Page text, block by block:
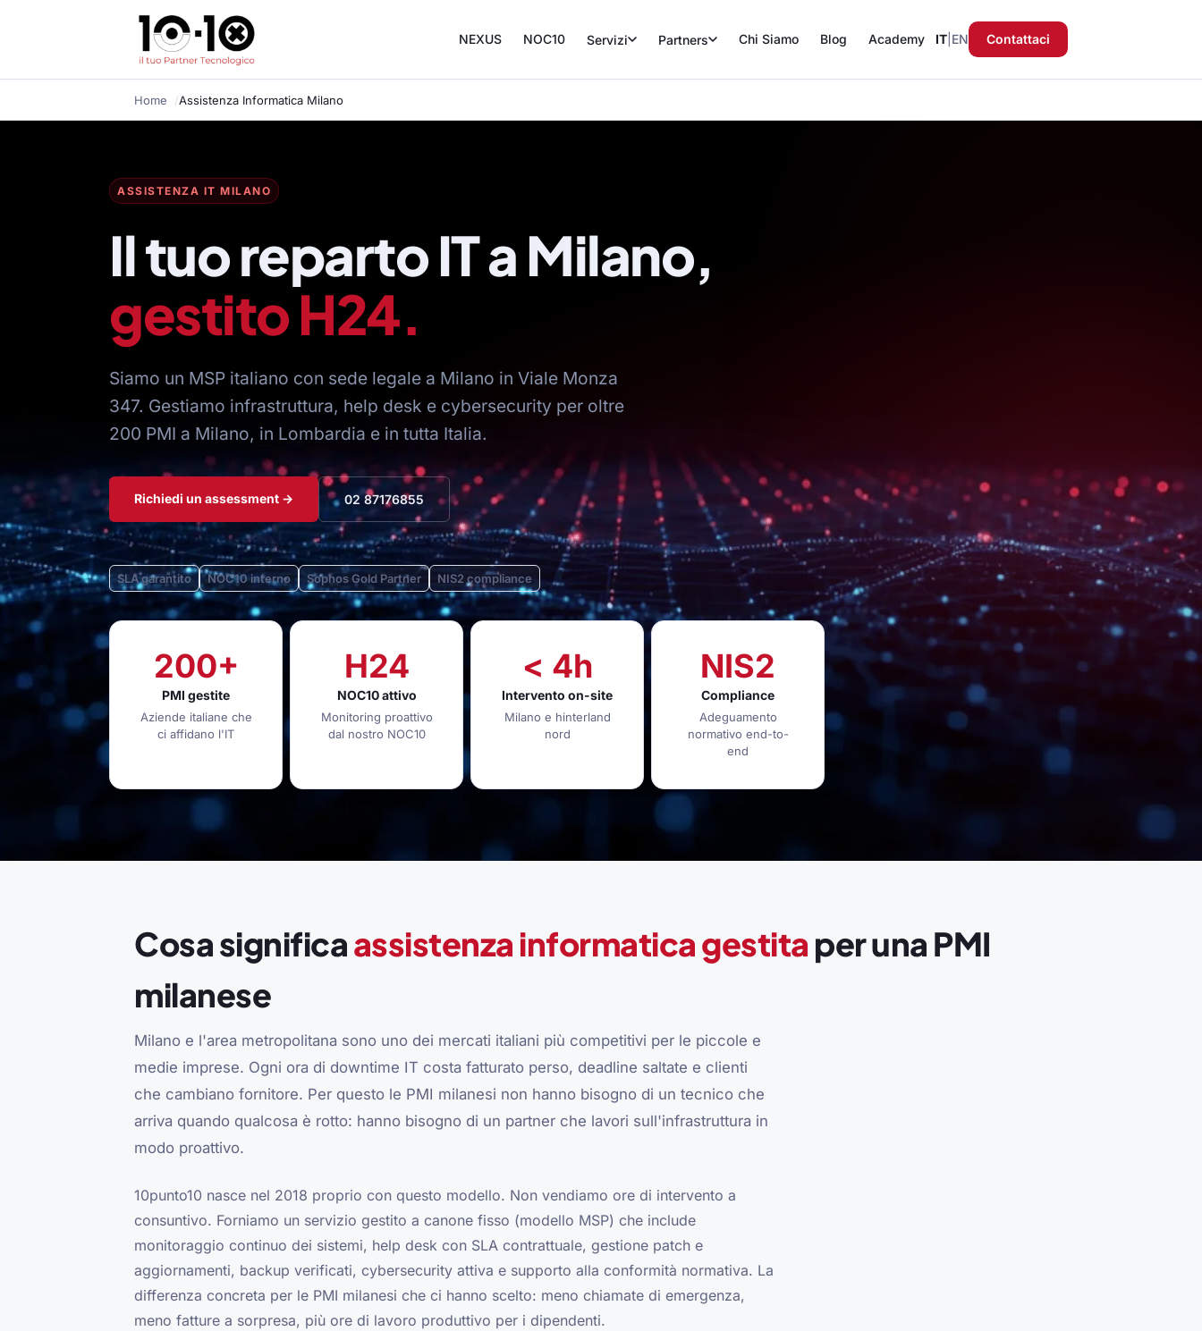
NEXUS NOC10 Servizi Partners Chi Siamo Blog Academy IT EN Contattaci
Home Assistenza Informatica Milano
ASSISTENZA IT MILANO
Il tuo reparto IT a Milano,
gestito H24.
Siamo un MSP italiano con sede legale a Milano in Viale Monza
347. Gestiamo infrastruttura, help desk e cybersecurity per oltre
200 PMI a Milano, in Lombardia e in tutta Italia.
Richiedi un assessment → 02 87176855
SLA garantito NOC10 interno Sophos Gold Partner NIS2 compliance
200+
PMI gestite
Aziende italiane che
ci affidano l'IT
H24
NOC10 attivo
Monitoring proattivo
dal nostro NOC10
< 4h
Intervento on-site
Milano e hinterland
nord
NIS2
Compliance
Adeguamento
normativo end-to-
end
Cosa significaassistenza informatica gestita per una PMI
milanese
Milano e l'area metropolitana sono uno dei mercati italiani più competitivi per le piccole e
medie imprese. Ogni ora di downtime IT costa fatturato perso, deadline saltate e clienti
che cambiano fornitore. Per questo le PMI milanesi non hanno bisogno di un tecnico che
arriva quando qualcosa è rotto: hanno bisogno di un partner che lavori sull'infrastruttura in
modo proattivo.
10punto10 nasce nel 2018 proprio con questo modello. Non vendiamo ore di intervento a
consuntivo. Forniamo un servizio gestito a canone fisso (modello MSP) che include
monitoraggio continuo dei sistemi, help desk con SLA contrattuale, gestione patch e
aggiornamenti, backup verificati, cybersecurity attiva e supporto alla conformità normativa. La
differenza concreta per le PMI milanesi che ci hanno scelto: meno chiamate di emergenza,
meno fatture a sorpresa, più ore di lavoro produttivo per i dipendenti.